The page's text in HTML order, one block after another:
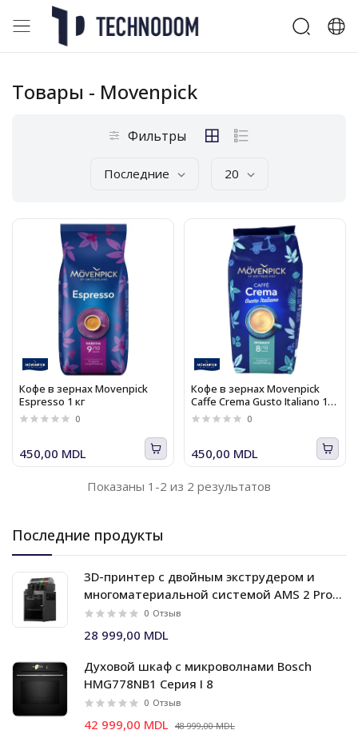
Последние продукты
3D-принтер с двойным экструдером и
многоматериальной системой AMS 2 Pro
Bambu Lab X2D Combo
0 Отзыв
28 999,00 MDL
Духовой шкаф c микроволнами Bosch
HMG778NB1 Серия I 8
0 Отзыв
42 999,00 MDL 48 999,00 MDL
Товары - Movenpick
Фильтры
Последние 20
Кофе в зернах Movenpick
Espresso 1 кг
0
450,00 MDL
Кофе в зернах Movenpick
Caffe Crema Gusto Italiano 1
кг
0
450,00 MDL
Показаны 1-2 из 2 результатов